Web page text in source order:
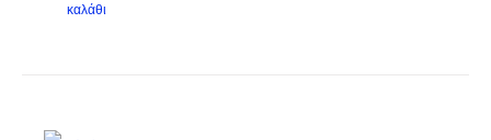
καλάθι